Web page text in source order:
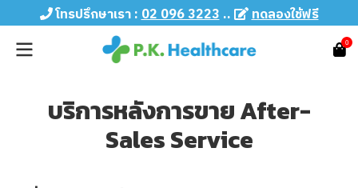
โทรปรึกษาเรา :02 096 3223.. ทดลองใช้ฟรี
0
บริการหลังการขาย After-
Sales Service